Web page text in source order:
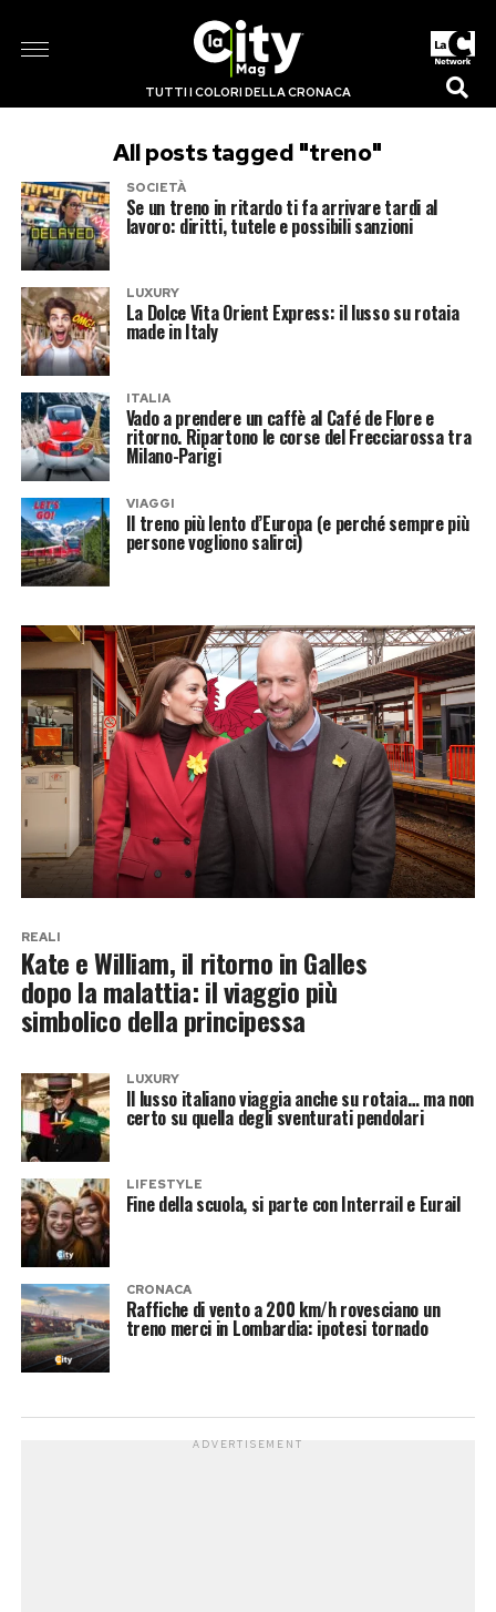
TUTTI I COLORI DELLA CRONACA
All posts tagged "treno"
SOCIETÀ
Se un treno in ritardo ti fa arrivare tardi al
lavoro: diritti, tutele e possibili sanzioni
LUXURY
La Dolce Vita Orient Express: il lusso su rotaia
made in Italy
ITALIA
Vado a prendere un caffè al Café de Flore e
ritorno. Ripartono le corse del Frecciarossa tra
Milano-Parigi
VIAGGI
Il treno più lento d’Europa (e perché sempre più
persone vogliono salirci)
REALI
Kate e William, il ritorno in Galles
dopo la malattia: il viaggio più
simbolico della principessa
LUXURY
Il lusso italiano viaggia anche su rotaia… ma non
certo su quella degli sventurati pendolari
LIFESTYLE
Fine della scuola, si parte con Interrail e Eurail
CRONACA
Raffiche di vento a 200 km/h rovesciano un
treno merci in Lombardia: ipotesi tornado
ADVERTISEMENT